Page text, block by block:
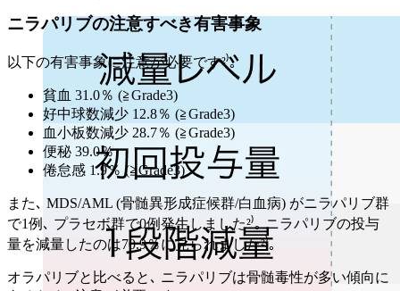
ニラパリブの注意すべき有害事象
以下の有害事象に注意が必要です²⁾｡
貧血 31.0％ (≧Grade3)
好中球数減少 12.8％ (≧Grade3)
血小板数減少 28.7％ (≧Grade3)
便秘 39.0％
倦怠感 1.9％ (≧Grade3)
また､ MDS/AML (骨髄異形成症候群/白血病) がニラパリブ群
で1例､ プラセボ群で0例発生しました²⁾｡ ニラパリブの投与
量を減量したのは70.9％に見られました²⁾｡
オラパリブと比べると､ ニラパリブは骨髄毒性が多い傾向に